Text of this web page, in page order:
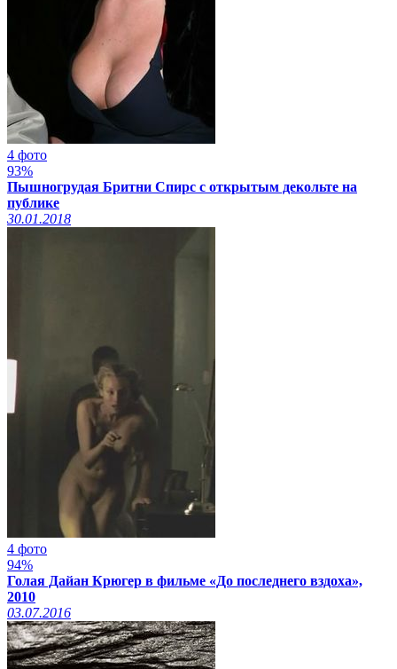
4 фото
93%
Пышногрудая Бритни Спирс с открытым декольте на
публике
30.01.2018
4 фото
94%
Голая Дайан Крюгер в фильме «До последнего вздоха»,
2010
03.07.2016